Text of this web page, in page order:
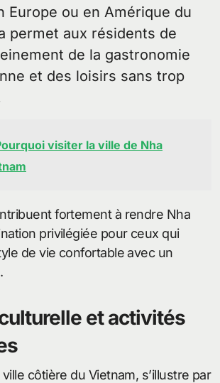
Europe ou en Amérique du
permet aux résidents de
de la gastronomie
et des loisirs sans trop
visiter la ville de Nha
fortement à rendre Nha
privilégiée pour ceux qui
de vie confortable avec un
et activités
côtière du Vietnam, s’illustre par